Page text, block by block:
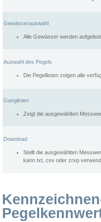
Gewässerauswahl
Alle Gewässer werden
Auswahl des Pegels
Die Pegellisten zeigen alle
Ganglinien
Zeigt die ausgewählten
Download
Stellt die ausgewählten
kann txt, csv oder zrxp